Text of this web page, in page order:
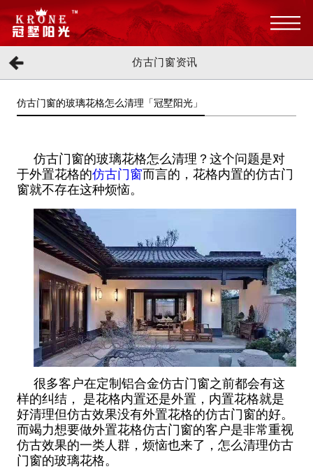
仿古门窗资讯
仿古门窗的玻璃花格怎么清理「冠墅阳光」
仿古门窗的玻璃花格怎么清理？这个问题是对
于外置花格的仿古门窗而言的，花格内置的仿古门
窗就不存在这种烦恼。
很多客户在定制铝合金仿古门窗之前都会有这
样的纠结， 是花格内置还是外置，内置花格就是
好清理但仿古效果没有外置花格的仿古门窗的好。
而竭力想要做外置花格仿古门窗的客户是非常重视
仿古效果的一类人群，烦恼也来了，怎么清理仿古
门窗的玻璃花格。